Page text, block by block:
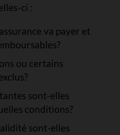
ci :
va payer et
ou certains
sont-elles
conditions?
sont-elles